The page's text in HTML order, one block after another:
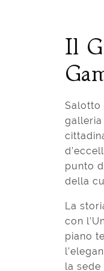
Il
Salotto
galleria
punto
della
La
con
piano
la